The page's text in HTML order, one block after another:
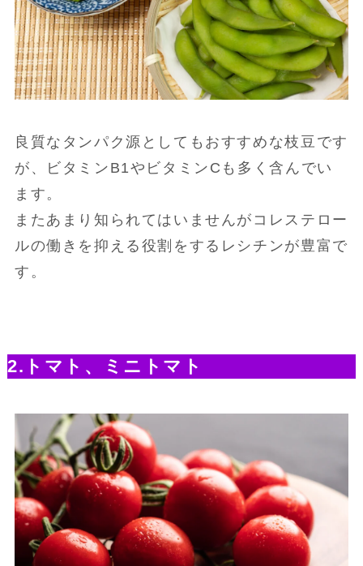
良質なタンパク源としてもおすすめな枝豆です
が、ビタミンB1やビタミンCも多く含んでい
ます。
またあまり知られてはいませんがコレステロー
ルの働きを抑える役割をするレシチンが豊富で
す。
2.トマト、ミニトマト